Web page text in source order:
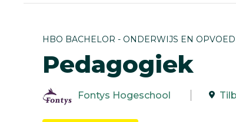
HBO BACHELOR - ONDERWIJS EN
Pedagogiek
Fontys Hogeschool